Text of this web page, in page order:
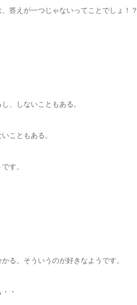
答えが一つじゃないってことでしょ！？
、しないこともある。
こともある。
す。
る。そういうのが好きなようです。
・